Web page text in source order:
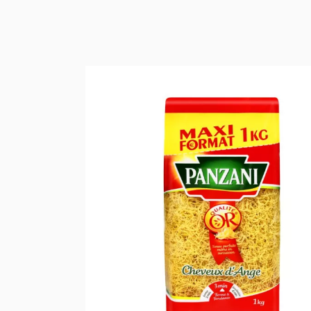
जैविक चेहरे की
जैविक शारीरिक